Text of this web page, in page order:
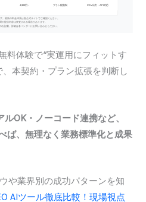
料体験で“実運用にフィットす
本契約・プラン拡張を判断し
OK・ノーコード連携など、
ば、無理なく業務標準化と成果
や業界別の成功パターンを知
AIツール徹底比較！現場視点